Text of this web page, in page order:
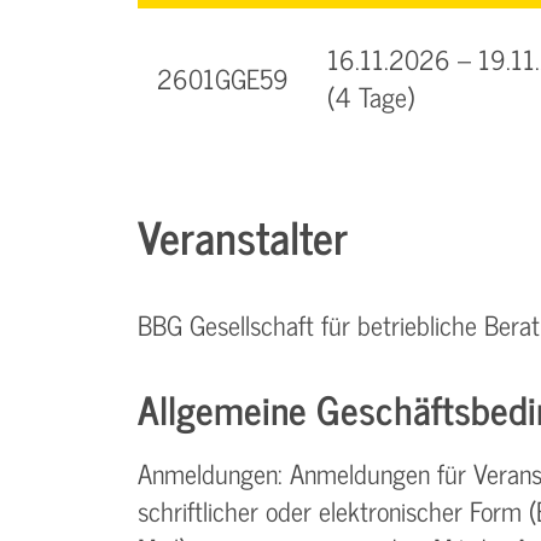
2601GGE59
16.11.2026 –
(4 Tage)
Veranstalter
BBG Gesellschaft für betriebliche
Allgemeine
Anmeldungen: Anmeldungen für
schriftlicher oder elektronischer Form